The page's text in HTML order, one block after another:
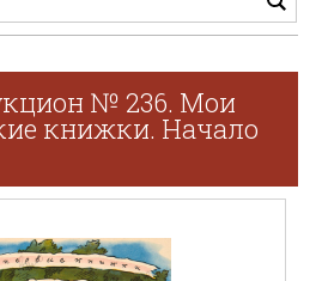
№ 236. Мои
книжки. Начало